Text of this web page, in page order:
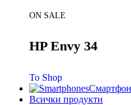
ON SALE
HP Envy 34
To Shop
Всички продукти